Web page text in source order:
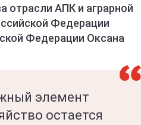
отрасли АПК и аграрной
Федерации
Федерации Оксана
элемент
остается